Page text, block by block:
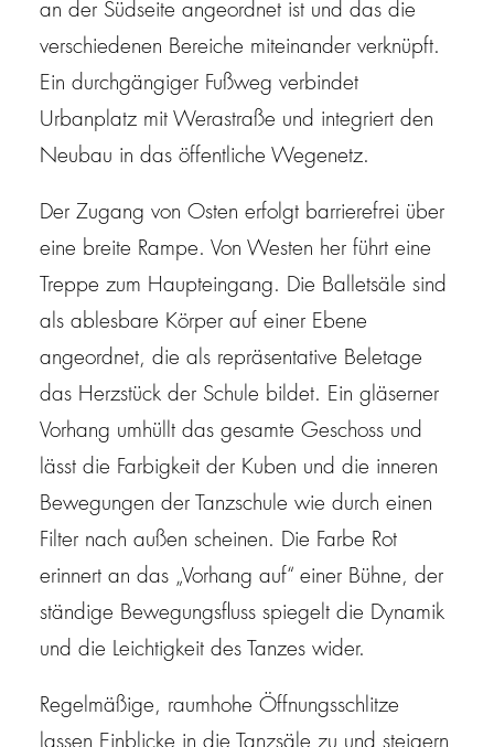
an der Südseite angeordnet ist und das die
verschiedenen Bereiche miteinander verknüpft.
Ein durchgängiger Fußweg verbindet
Urbanplatz mit Werastraße und integriert den
Neubau in das öffentliche Wegenetz.
Der Zugang von Osten erfolgt barrierefrei über
eine breite Rampe. Von Westen her führt eine
Treppe zum Haupteingang. Die Balletsäle sind
als ablesbare Körper auf einer Ebene
angeordnet, die als repräsentative Beletage
das Herzstück der Schule bildet. Ein gläserner
Vorhang umhüllt das gesamte Geschoss und
lässt die Farbigkeit der Kuben und die inneren
Bewegungen der Tanzschule wie durch einen
Filter nach außen scheinen. Die Farbe Rot
erinnert an das „Vorhang auf“ einer Bühne, der
ständige Bewegungsfluss spiegelt die Dynamik
und die Leichtigkeit des Tanzes wider.
Regelmäßige, raumhohe Öffnungsschlitze